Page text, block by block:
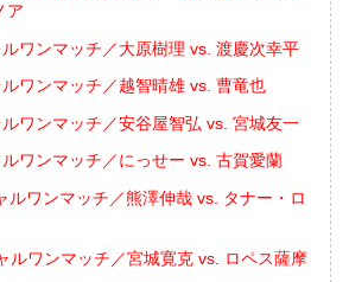
ア
ワンマッチ／大原樹理 vs. 渡慶次幸平
ワンマッチ／越智晴雄 vs. 曹竜也
ワンマッチ／安谷屋智弘 vs. 宮城友一
ワンマッチ／にっせー vs. 古賀愛蘭
ルワンマッチ／熊澤伸哉 vs. タナー・ロ
ルワンマッチ／宮城寛克 vs. ロペス薩摩